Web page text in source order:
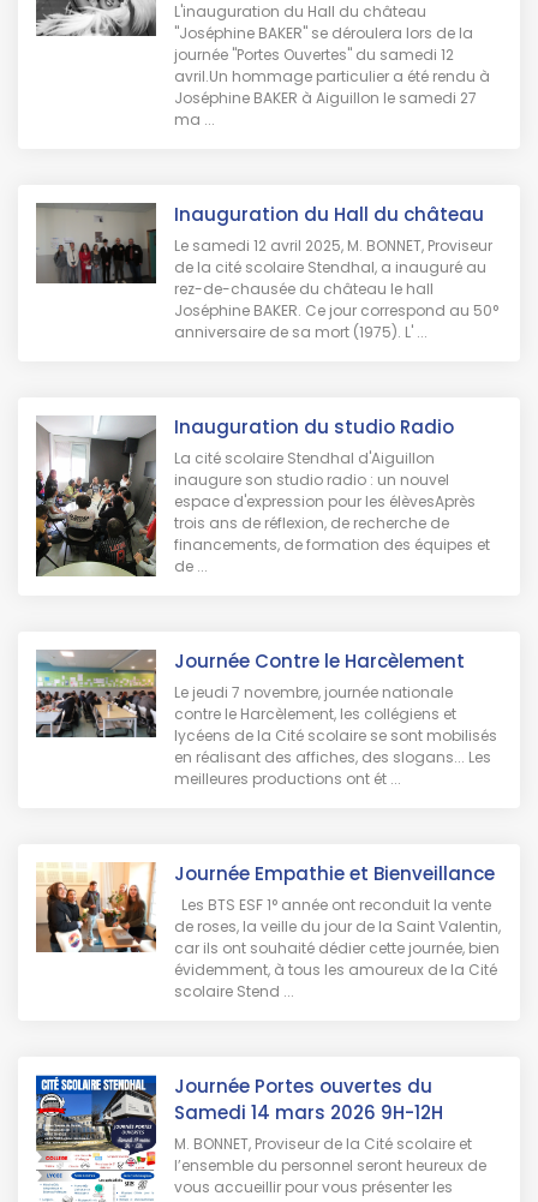
L'inauguration du Hall du château
"Joséphine BAKER" se déroulera lors de la
journée "Portes Ouvertes" du samedi 12
avril.Un hommage particulier a été rendu à
Joséphine BAKER à Aiguillon le samedi 27
ma ...
Inauguration du Hall du château
Le samedi 12 avril 2025, M. BONNET, Proviseur
de la cité scolaire Stendhal, a inauguré au
rez-de-chausée du château le hall
Joséphine BAKER. Ce jour correspond au 50°
anniversaire de sa mort (1975). L' ...
Inauguration du studio Radio
La cité scolaire Stendhal d'Aiguillon
inaugure son studio radio : un nouvel
espace d'expression pour les élèvesAprès
trois ans de réflexion, de recherche de
financements, de formation des équipes et
de ...
Journée Contre le Harcèlement
Le jeudi 7 novembre, journée nationale
contre le Harcèlement, les collégiens et
lycéens de la Cité scolaire se sont mobilisés
en réalisant des affiches, des slogans... Les
meilleures productions ont ét ...
Journée Empathie et Bienveillance
Les BTS ESF 1° année ont reconduit la vente
de roses, la veille du jour de la Saint Valentin,
car ils ont souhaité dédier cette journée, bien
évidemment, à tous les amoureux de la Cité
scolaire Stend ...
Journée Portes ouvertes du
Samedi 14 mars 2026 9H-12H
M. BONNET, Proviseur de la Cité scolaire et
l’ensemble du personnel seront heureux de
vous accueillir pour vous présenter les